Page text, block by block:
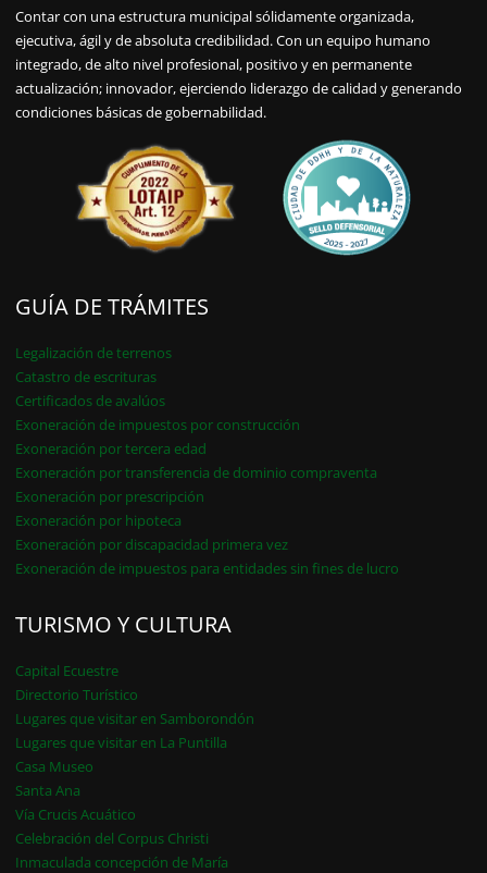
Contar con una estructura municipal sólidamente organizada,
ejecutiva, ágil y de absoluta credibilidad. Con un equipo humano
integrado, de alto nivel profesional, positivo y en permanente
actualización; innovador, ejerciendo liderazgo de calidad y generando
condiciones básicas de gobernabilidad.
GUÍA DE TRÁMITES
Legalización de terrenos
Catastro de escrituras
Certificados de avalúos
Exoneración de impuestos por construcción
Exoneración por tercera edad
Exoneración por transferencia de dominio compraventa
Exoneración por prescripción
Exoneración por hipoteca
Exoneración por discapacidad primera vez
Exoneración de impuestos para entidades sin fines de lucro
TURISMO Y CULTURA
Capital Ecuestre
Directorio Turístico
Lugares que visitar en Samborondón
Lugares que visitar en La Puntilla
Casa Museo
Santa Ana
Vía Crucis Acuático
Celebración del Corpus Christi
Inmaculada concepción de María